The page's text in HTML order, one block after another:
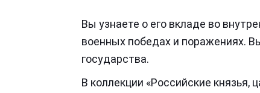
Вы узнаете о его вкладе во
военных победах и поражениях.
государства.
В коллекции «Российские